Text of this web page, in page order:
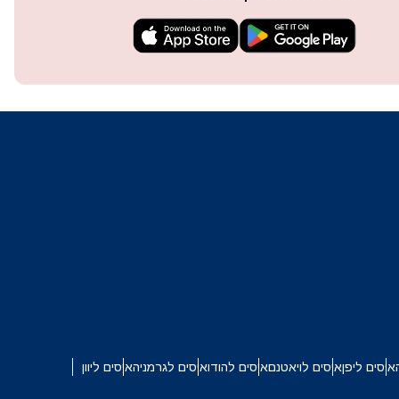
or
איסים ליפןאיסים לויאטנםאיסים להודואיסים לגרמניהאיסים ליוון